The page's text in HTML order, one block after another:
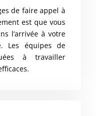
de faire appel à
est que vous
l’arrivée à votre
Les équipes de
à travailler